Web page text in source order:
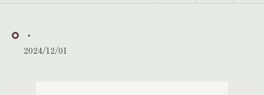
・
2024/12/01